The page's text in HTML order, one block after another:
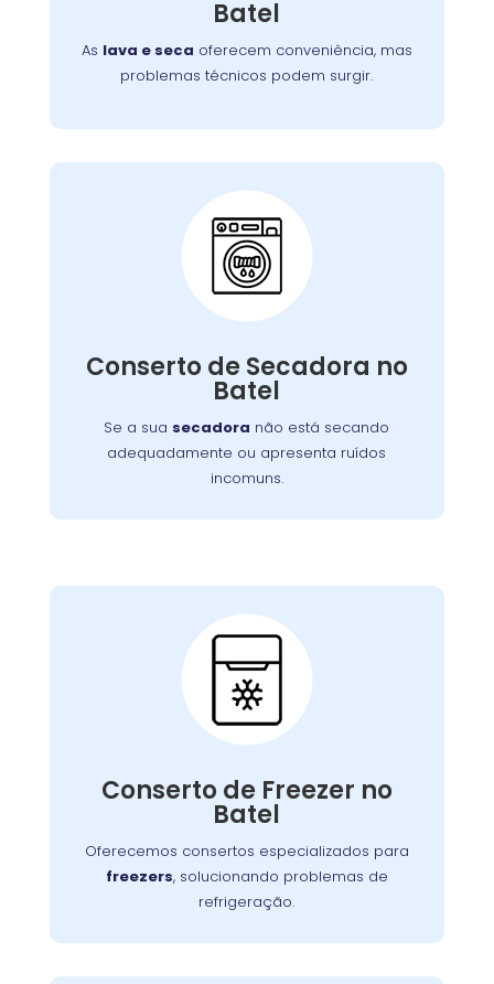
Batel
As lava e seca oferecem conveniência, mas
problemas técnicos podem surgir.
complicações.
Conserto de Secadora no
Batel
Se a sua secadora não está secando
adequadamente ou apresenta ruídos
incomuns.
Conserto de Secadora:
e corrigir o problema, garantindo o
funcionamento eficiente do aparelho.
Conserto de Freezer no
Batel
Oferecemos consertos especializados para
freezers, solucionando problemas de
refrigeração.
Conserto de Freezer:
Nossos especialistas estão prontos para
ou componentes elétricos, garantindo o
congelamento adequada dos alimentos.